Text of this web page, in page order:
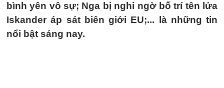
bình yên vô sự; Nga bị nghi ngờ bố trí tên lửa
Iskander áp sát biên giới EU;... là những tin
nổi bật sáng nay.